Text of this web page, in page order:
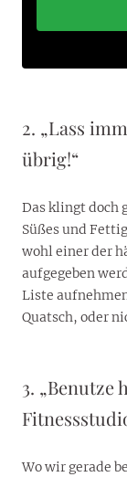
2. „Lass
übrig!“
Das klingt doch
Süßes und
wohl einer der
aufgegeben
Liste
Quatsch, oder
3. „Benutze
Wo wir gerade